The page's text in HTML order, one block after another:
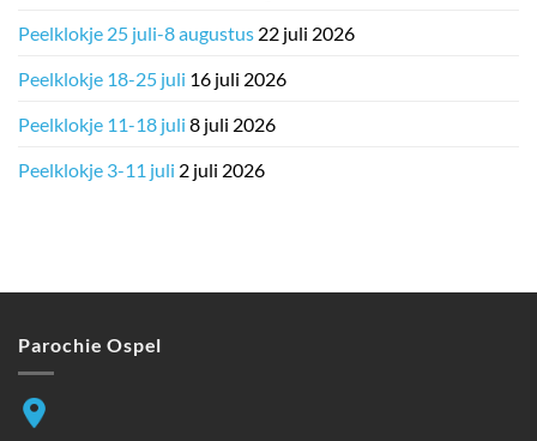
Peelklokje 25 juli-8 augustus 22 juli 2026
Peelklokje 18-25 juli 16 juli 2026
Peelklokje 11-18 juli 8 juli 2026
Peelklokje 3-11 juli 2 juli 2026
Parochie Ospel